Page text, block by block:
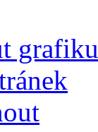
grafiku